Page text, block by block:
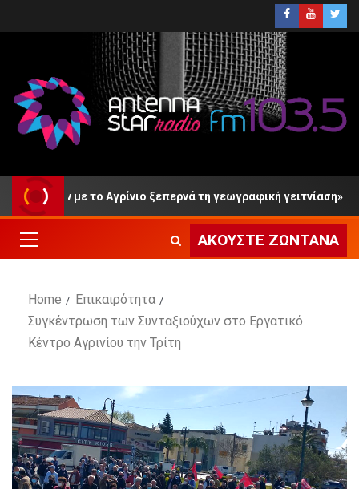
με το Αγρίνιο ξεπερνά τη γεωγραφική γειτνίαση»
ΑΚΟΎΣΤΕ ΖΩΝΤΑΝΆ
Home
Επικαιρότητα
Συγκέντρωση των Συνταξιούχων στο Εργατικό
Κέντρο Αγρινίου την Τρίτη